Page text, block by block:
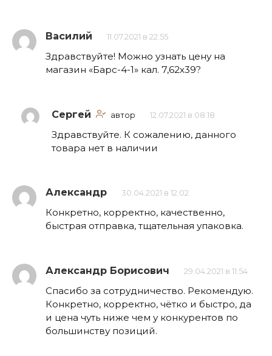
Василий 11.07.2021 в 22:55
Здравствуйте! Можно узнать цену на
магазин «Барс-4-1» кал. 7,62х39?
Сергей автор 12.07.2021 в 08:18
Здравствуйте. К сожалению, данного
товара нет в наличии
Александр 30.04.2021 в 12:02
Конкретно, корректно, качественно,
быстрая отправка, тщательная упаковка.
Александр Борисович 29.04.2021 в 11:54
Спасибо за сотрудничество. Рекомендую.
Конкретно, корректно, чётко и быстро, да
и цена чуть ниже чем у конкурентов по
большинству позиций.